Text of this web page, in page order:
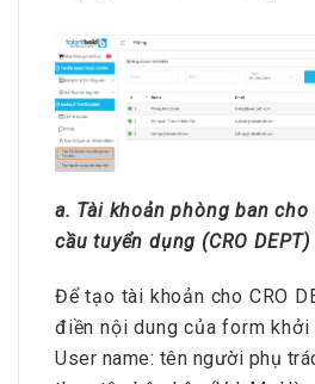
a. Tài khoản phòng ban cho
cầu tuyển dụng (CRO DEPT)
Để tạo tài khoản cho CRO
điền nội dung của form khởi
User name: tên người phụ